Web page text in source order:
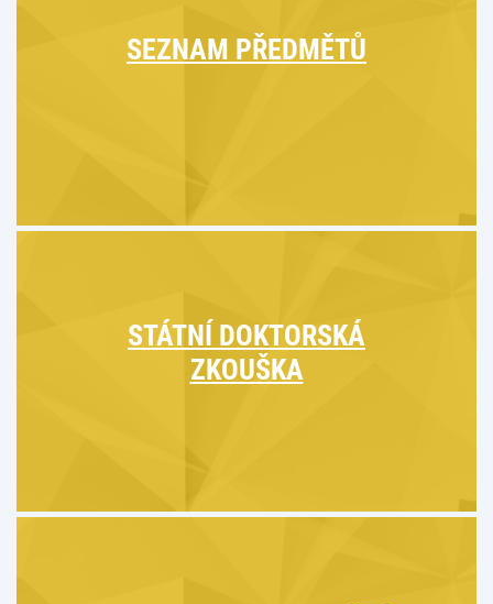
SEZNAM PŘEDMĚTŮ
STÁTNÍ DOKTORSKÁ
ZKOUŠKA